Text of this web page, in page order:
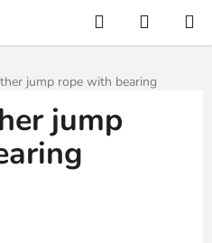
Hledat
KOŠÍK
jump rope with bearing
jump